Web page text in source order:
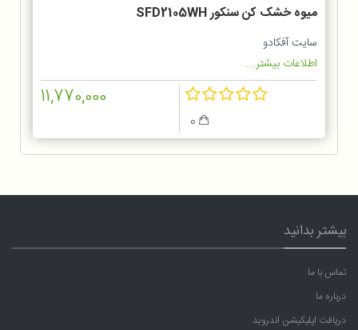
میوه خشک کن سنکور SFD2105WH
سایت آفکادو
اطلاعات بیشتر...
11,770,000
بیشتر بدانید
تماس با ما
درباره ما
دریافت اپلیکیشن اندروید